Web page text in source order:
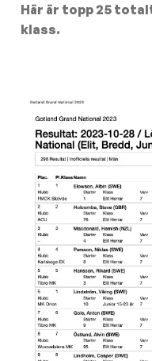
Här är topp 25
klass.